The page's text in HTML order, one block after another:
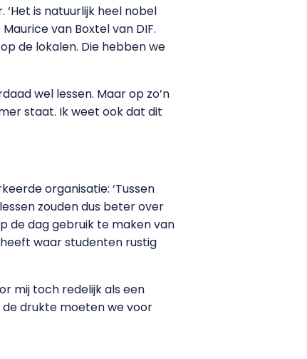
is natuurlijk heel nobel
van Boxtel van DIF.
de lokalen. Die hebben we
wel lessen. Maar op zo’n
staat. Ik weet ook dat dit
organisatie: ‘Tussen
zouden dus beter over
de dag gebruik te maken van
waar studenten rustig
mij toch redelijk als een
de drukte moeten we voor